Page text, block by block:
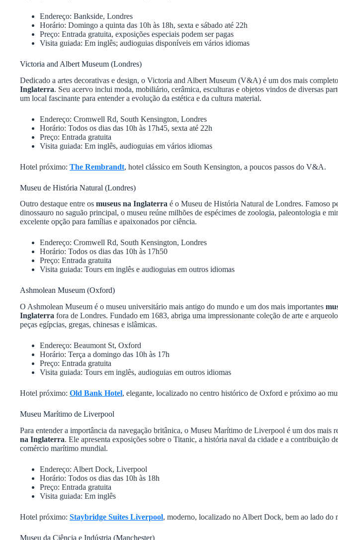
Endereço: Bankside, Londres
Horário: Domingo a quinta das 10h às 18h, sexta e sábado até 22h
Preço: Entrada gratuita, exposições especiais podem ser pagas
Visita guiada: Em inglês; audioguias disponíveis em vários idiomas
Victoria and Albert Museum (Londres)
Dedicado a artes decorativas e design, o Victoria and Albert Museum (V&A) é um dos mais
Inglaterra. Seu acervo inclui moda, mobiliário, cerâmica, esculturas e objetos vindos de diversas
um local fascinante para entender a evolução da estética e da cultura material.
Endereço: Cromwell Rd, South Kensington, Londres
Horário: Todos os dias das 10h às 17h45, sexta até 22h
Preço: Entrada gratuita
Visita guiada: Em inglês, audioguias em vários idiomas
Hotel próximo: The Rembrandt, hotel clássico em South Kensington, a poucos passos do V&A.
Museu de História Natural (Londres)
Outro destaque entre os museus na Inglaterra é o Museu de História Natural de Londres. Famoso
dinossauro no saguão principal, o museu reúne milhões de espécimes de zoologia, paleontologia e
excelente opção para famílias e apaixonados por ciência.
Endereço: Cromwell Rd, South Kensington, Londres
Horário: Todos os dias das 10h às 17h50
Preço: Entrada gratuita
Visita guiada: Tours em inglês e audioguias em outros idiomas
Ashmolean Museum (Oxford)
O Ashmolean Museum é o museu universitário mais antigo do mundo e um dos mais importantes
Inglaterra fora de Londres. Fundado em 1683, abriga uma impressionante coleção de arte e
peças egípcias, gregas, chinesas e islâmicas.
Endereço: Beaumont St, Oxford
Horário: Terça a domingo das 10h às 17h
Preço: Entrada gratuita
Visita guiada: Tours em inglês, audioguias em outros idiomas
Hotel próximo: Old Bank Hotel, elegante, localizado no centro histórico de Oxford e próximo ao
Museu Marítimo de Liverpool
Para entender a importância da navegação britânica, o Museu Marítimo de Liverpool é um dos mais
na Inglaterra. Ele apresenta exposições sobre o Titanic, a história naval da cidade e a contribuição
comércio marítimo mundial.
Endereço: Albert Dock, Liverpool
Horário: Todos os dias das 10h às 18h
Preço: Entrada gratuita
Visita guiada: Em inglês
Hotel próximo: Staybridge Suites Liverpool, moderno, localizado no Albert Dock, bem ao lado do
Museu da Ciência e Indústria (Manchester)